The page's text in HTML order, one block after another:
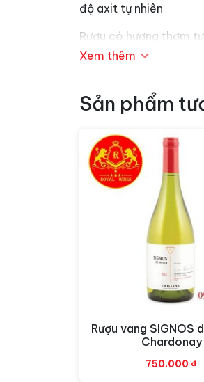
độ axit tự nhiên
Rượu có hương thơm
rượu tươi mát và sống
cũng rất tuyệt vời khi
(khoảng 8-10°C) để
Xem thêm
Sản phẩm
Xem nhanh
Rượu vang SIGNOS
Chardonay
750.000 ₫